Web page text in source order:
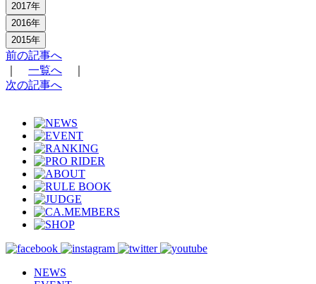
2017年
2016年
2015年
前の記事へ
一覧へ
次の記事へ
NEWS